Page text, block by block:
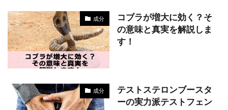
成分
コブラが増大に効く？そ
の意味と真実を解説しま
す！
成分
テストステロンブースタ
ーの実力派テストフェン